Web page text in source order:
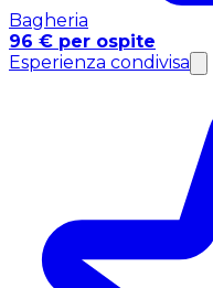
Bagheria
96 € per ospite
Esperienza condivisa